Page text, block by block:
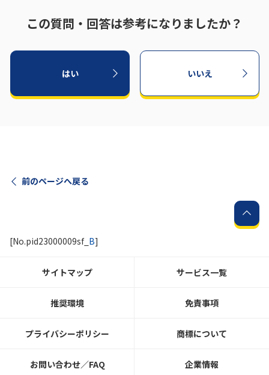
この質問・回答は参考になりましたか？
はい いいえ
前のページへ戻る
[No.pid23000009sf_ B]
サイトマップ サービス一覧
推奨環境 免責事項
プライバシーポリシー 商標について
お問い合わせ／FAQ 企業情報